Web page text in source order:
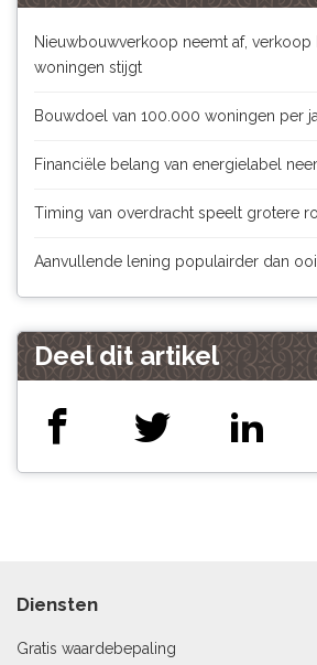
Nieuwbouwverkoop neemt af, verkoop
woningen stijgt
Bouwdoel van 100.000 woningen per
Financiële belang van energielabel
Timing van overdracht speelt grotere
Aanvullende lening populairder dan
Deel dit artikel
Diensten
Gratis waardebepaling